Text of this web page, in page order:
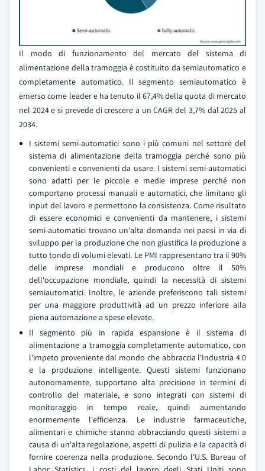
Il modo di funzionamento del mercato del sistema di
alimentazione della tramoggia è costituito da semiautomatico e
completamente automatico. Il segmento semiautomatico è
emerso come leader e ha tenuto il 67,4% della quota di mercato
nel 2024 e si prevede di crescere a un CAGR del 3,7% dal 2025 al
2034.
I sistemi semi-automatici sono i più comuni nel settore del
sistema di alimentazione della tramoggia perché sono più
convenienti e convenienti da usare. I sistemi semi-automatici
sono adatti per le piccole e medie imprese perché non
comportano processi manuali e automatici, che limitano gli
input del lavoro e permettono la consistenza. Come risultato
di essere economici e convenienti da mantenere, i sistemi
semi-automatici trovano un'alta domanda nei paesi in via di
sviluppo per la produzione che non giustifica la produzione a
tutto tondo di volumi elevati. Le PMI rappresentano tra il 90%
delle imprese mondiali e producono oltre il 50%
dell'occupazione mondiale, quindi la necessità di sistemi
semiautomatici. Inoltre, le aziende preferiscono tali sistemi
per una maggiore produttività ad un prezzo inferiore alla
piena automazione a spese elevate.
Il segmento più in rapida espansione è il sistema di
alimentazione a tramoggia completamente automatico, con
l'impeto proveniente dal mondo che abbraccia l'Industria 4.0
e la produzione intelligente. Questi sistemi funzionano
autonomamente, supportano alta precisione in termini di
controllo del materiale, e sono integrati con sistemi di
monitoraggio in tempo reale, quindi aumentando
enormemente l'efficienza. Le industrie farmaceutiche,
alimentari e chimiche stanno abbracciando questi sistemi a
causa di un'alta regolazione, aspetti di pulizia e la capacità di
fornire coerenza nella produzione. Secondo l'U.S. Bureau of